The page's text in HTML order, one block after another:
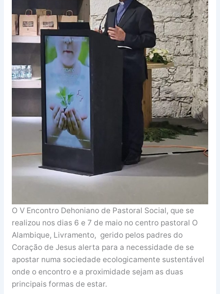
O V Encontro Dehoniano de Pastoral Social, que se
realizou nos dias 6 e 7 de maio no centro pastoral O
Alambique, Livramento, gerido pelos padres do
Coração de Jesus alerta para a necessidade de se
apostar numa sociedade ecologicamente sustentável
onde o encontro e a proximidade sejam as duas
principais formas de estar.